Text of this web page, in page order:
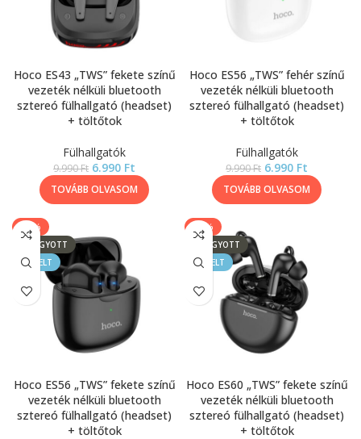
Hoco ES43 „TWS” fekete színű
vezeték nélküli bluetooth
sztereó fülhallgató (headset)
+ töltőtok
Fülhallgatók
9.990Ft 6.990 Ft
TOVÁBB OLVASOM
Hoco ES56 „TWS” fehér színű
vezeték nélküli bluetooth
sztereó fülhallgató (headset)
+ töltőtok
Fülhallgatók
9.990Ft 6.990 Ft
TOVÁBB OLVASOM
-30%
ELFOGYOTT
KIEMELT
Hoco ES56 „TWS” fekete színű
vezeték nélküli bluetooth
sztereó fülhallgató (headset)
+ töltőtok
-20%
ELFOGYOTT
KIEMELT
Hoco ES60 „TWS” fekete színű
vezeték nélküli bluetooth
sztereó fülhallgató (headset)
+ töltőtok